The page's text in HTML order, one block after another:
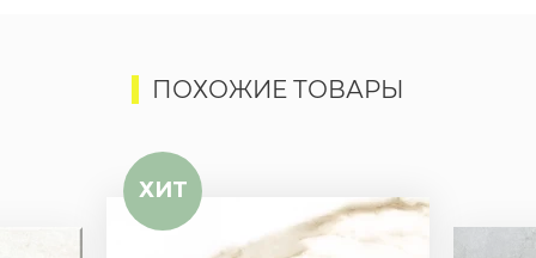
ПОХОЖИЕ ТОВАРЫ
ХИТ